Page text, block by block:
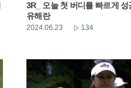
3R_ 오늘 첫 버디를 빠르게 성
유해란
2024.06.23 134